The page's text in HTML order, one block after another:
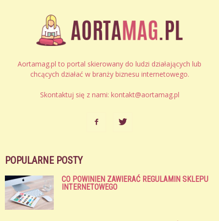
Aortamag.pl to portal skierowany do ludzi działających lub
chcących działać w branży biznesu internetowego.
Skontaktuj się z nami: kontakt@aortamag.pl
POPULARNE POSTY
CO POWINIEN ZAWIERAĆ REGULAMIN SKLEPU
INTERNETOWEGO